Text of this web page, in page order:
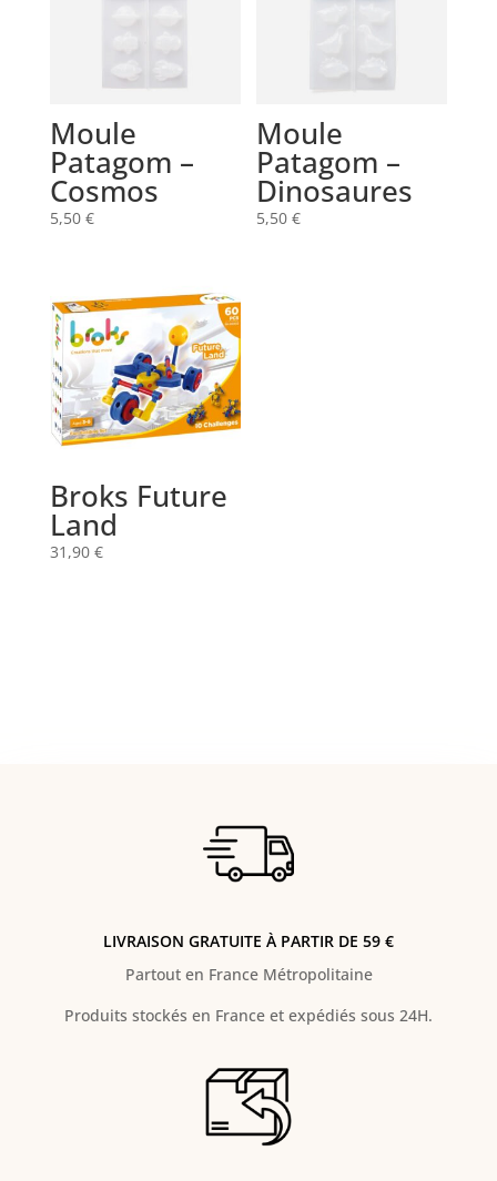
Moule
Patagom –
Cosmos
5,50 €
Moule
Patagom –
Dinosaures
5,50€
Broks Future
Land
31,90 €
LIVRAISON GRATUITE À PARTIR DE 59 €
Partout en France Métropolitaine
Produits stockés en France et expédiés sous 24H.